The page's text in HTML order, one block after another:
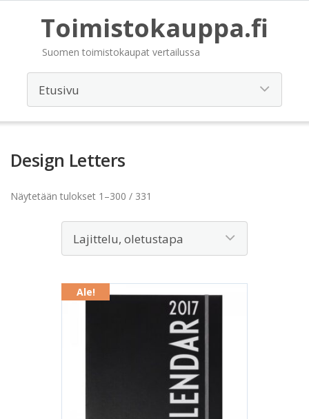
Toimistokauppa.fi
Suomen toimistokaupat vertailussa
Design Letters
Näytetään tulokset 1–300 / 331
Ale!